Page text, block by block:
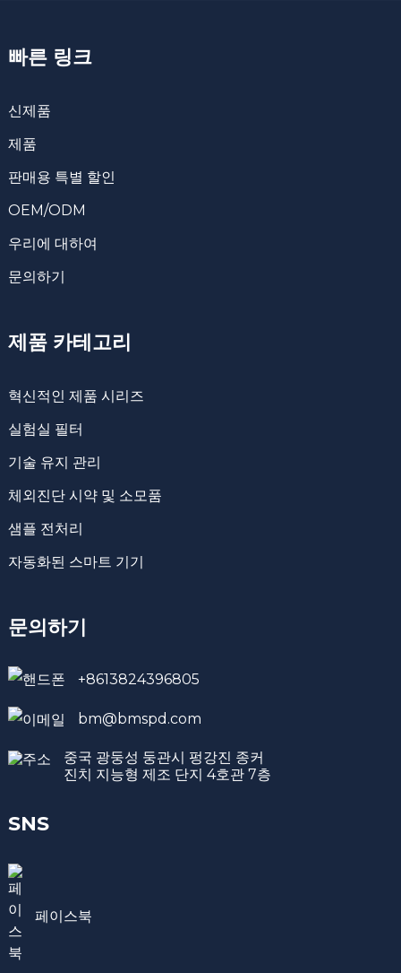
빠른 링크
신제품
제품
판매용 특별 할인
OEM/ODM
우리에 대하여
문의하기
제품 카테고리
혁신적인 제품 시리즈
실험실 필터
기술 유지 관리
체외진단 시약 및 소모품
샘플 전처리
자동화된 스마트 기기
문의하기
+8613824396805
bm@bmspd.com
중국 광둥성 둥관시 펑강진 종커
진치 지능형 제조 단지 4호관 7층
SNS
페이스북